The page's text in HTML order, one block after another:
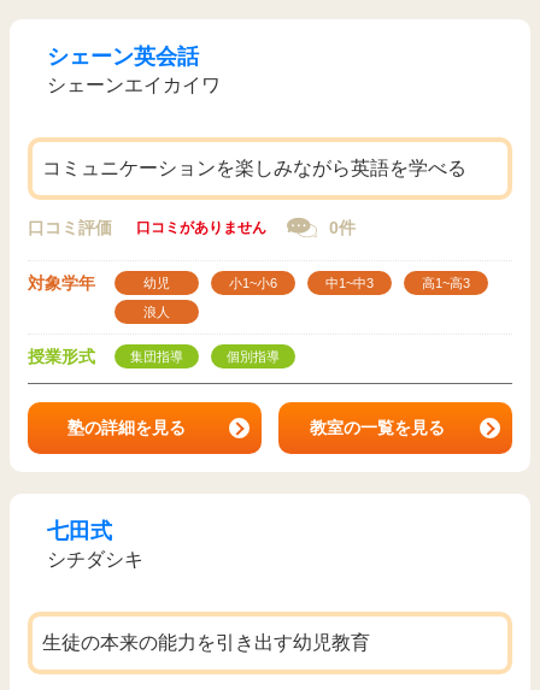
シェーン英会話
シェーンエイカイワ
コミュニケーションを楽しみながら英語を学べる
口コミ評価 口コミがありません 0件
対象学年 幼児 小1~小6 中1~中3
高1~高3
浪人
授業形式 集団指導 個別指導
塾の詳細を見る 教室の一覧を見る
七田式
シチダシキ
生徒の本来の能力を引き出す幼児教育